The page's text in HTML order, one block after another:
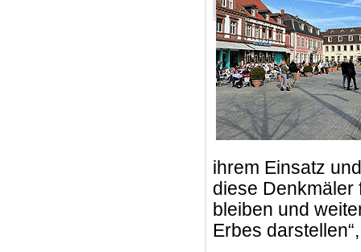
ihrem Einsatz
diese Denkmäler
bleiben und
Erbes